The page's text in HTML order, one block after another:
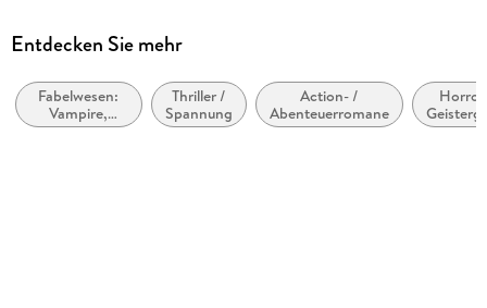
Verlag/Hersteller
Kopierschutz
mit Wasserzeichen versehen
Entdecken Sie mehr
Fabelwesen:
Vampire,
Werwölfe &
Thriller /
Spannung
Action- /
Abenteuerromane